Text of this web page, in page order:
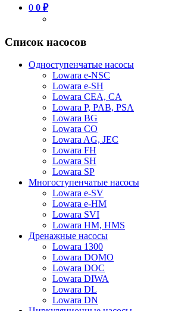
0 0 ₽
Список насосов
Одноступенчатые насосы
Lowara e-NSC
Lowara e-SH
Lowara CEA, CA
Lowara P, PAB, PSA
Lowara BG
Lowara CO
Lowara AG, JEC
Lowara FH
Lowara SH
Lowara SP
Многоступенчатые насосы
Lowara e-SV
Lowara e-HM
Lowara SVI
Lowara HM, HMS
Дренажные насосы
Lowara 1300
Lowara DOMO
Lowara DOC
Lowara DIWA
Lowara DL
Lowara DN